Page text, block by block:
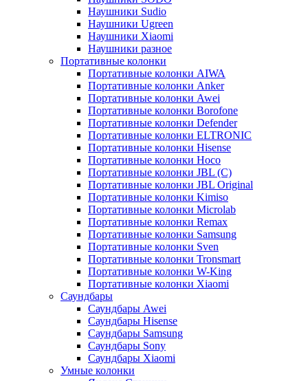
Наушники Sudio
Наушники Ugreen
Наушники Xiaomi
Наушники разное
Портативные колонки
Портативные колонки AIWA
Портативные колонки Anker
Портативные колонки Awei
Портативные колонки Borofone
Портативные колонки Defender
Портативные колонки ELTRONIC
Портативные колонки Hisense
Портативные колонки Hoco
Портативные колонки JBL (C)
Портативные колонки JBL Original
Портативные колонки Kimiso
Портативные колонки Microlab
Портативные колонки Remax
Портативные колонки Samsung
Портативные колонки Sven
Портативные колонки Tronsmart
Портативные колонки W-King
Портативные колонки Xiaomi
Саундбары
Саундбары Awei
Саундбары Hisense
Саундбары Samsung
Саундбары Sony
Саундбары Xiaomi
Умные колонки